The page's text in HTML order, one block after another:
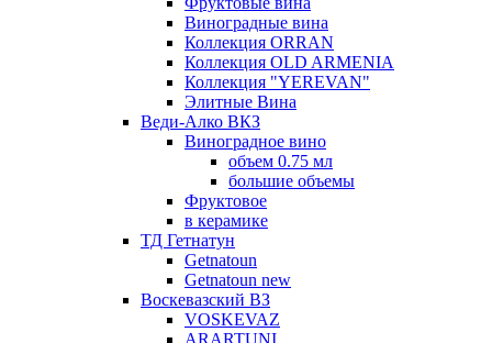
Виноградные вина
Коллекция ORRAN
Коллекция OLD ARMENIA
Коллекция "YEREVAN"
Элитные Вина
Веди-Алко ВКЗ
Виноградное вино
объем 0.75 мл
большие объемы
Фруктовое
в керамике
ТД Гетнатун
Getnatoun
Getnatoun new
Воскевазский ВЗ
VOSKEVAZ
ARARTUNI